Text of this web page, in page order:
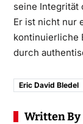
seine Integrität
Er ist nicht nur
kontinuierliche
durch
Eric David Bledel
Written By